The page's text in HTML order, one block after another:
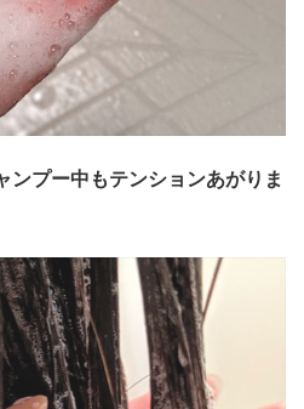
ンプー中もテンションあがりま